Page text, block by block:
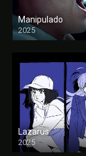
Manipulado
2025
Lazarus
2025